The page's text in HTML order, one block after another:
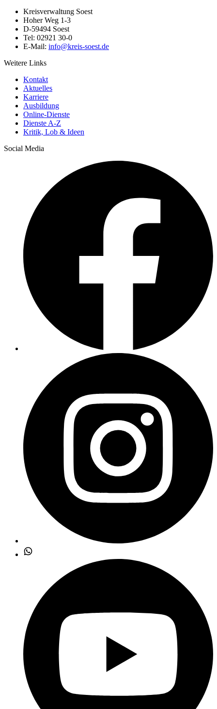
Kreisverwaltung Soest
Hoher Weg 1-3
D-59494 Soest
Tel: 02921 30-0
E-Mail: info@​kreis-soest.de
Weitere Links
Kontakt
Aktuelles
Karriere
Ausbildung
Online-Dienste
Dienste A-Z
Kritik, Lob & Ideen
Social Media